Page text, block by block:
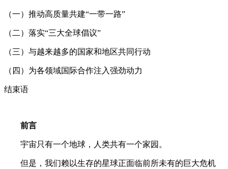
（一）推动高质量共建“一带一路”
（二）落实“三大全球倡议”
（三）与越来越多的国家和地区共同行动
（四）为各领域国际合作注入强劲动力
结束语
前言
宇宙只有一个地球，人类共有一个家园。
但是，我们赖以生存的星球正面临前所未有的巨大危机